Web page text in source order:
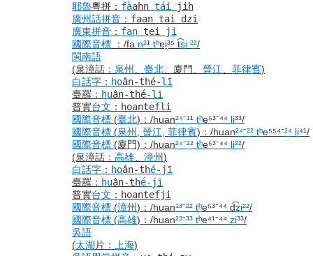
耶魯粵拼 ： fàahn tái
jih
廣州話拼音 ： faan tai dzi
廣東拼音 ： fan tei
ji
國際音標
： /faːn²¹ tʰɐi̯³⁵ t͡siː²²/
閩南語
(泉漳話： 泉州 臺北 、廈門、 晉江 菲律賓)
白話字 ： hoân-thé-lī
臺羅 ： huân-thé-lī
普實台文 ： hoantefli
國際音標 (臺北) ： /huan²⁴⁻¹¹ tʰe⁵³⁻⁴⁴ li³³/
國際音標 (泉州 晉江 菲律賓) ： /huan²⁴⁻²² tʰe⁵⁵⁴⁻²⁴ li⁴¹/
國際音標 (廈門) ： /huan²⁴⁻²² tʰe⁵³⁻⁴⁴ li²²/
(泉漳話： 高雄 漳州)
白話字 ： hoân-thé-jī
臺羅 ： huân-thé-jī
普實台文 ： hoantefji
國際音標 (漳州) ： /huan¹³⁻²² tʰe⁵³⁻⁴⁴ d͡zi²²/
國際音標 (高雄) ： /huan²³⁻³³ tʰe⁴¹⁻⁴⁴ zi³³/
吳語
(太湖片： 上海)